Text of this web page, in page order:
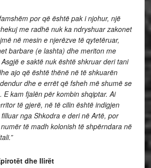
por që është pak i njohur, një
me radhë nuk ka ndryshuar zakonet
në mesin e njerëzve të qytetëruar,
barbare (e lashta) dhe meriton me
e saktë nuk është shkruar deri tani
ajo që është thënë në të shkuarën
dhe e errët që fsheh më shumë se
E kam fjalën për kombin shqiptar. Ai
të gjerë, në të cilin është indigjen
nga Shkodra e deri në Artë, por
të madh kolonish të shpërndara në
dhe Ilirët